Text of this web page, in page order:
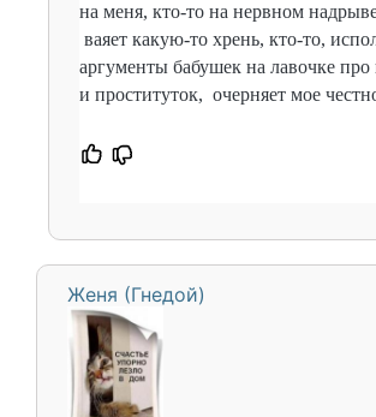
на меня, кто-то на нервном
ваяет какую-то хрень, кто-то,
аргументы бабушек на лавочке про
и проституток, очерняет мое
Женя (Гнедой)